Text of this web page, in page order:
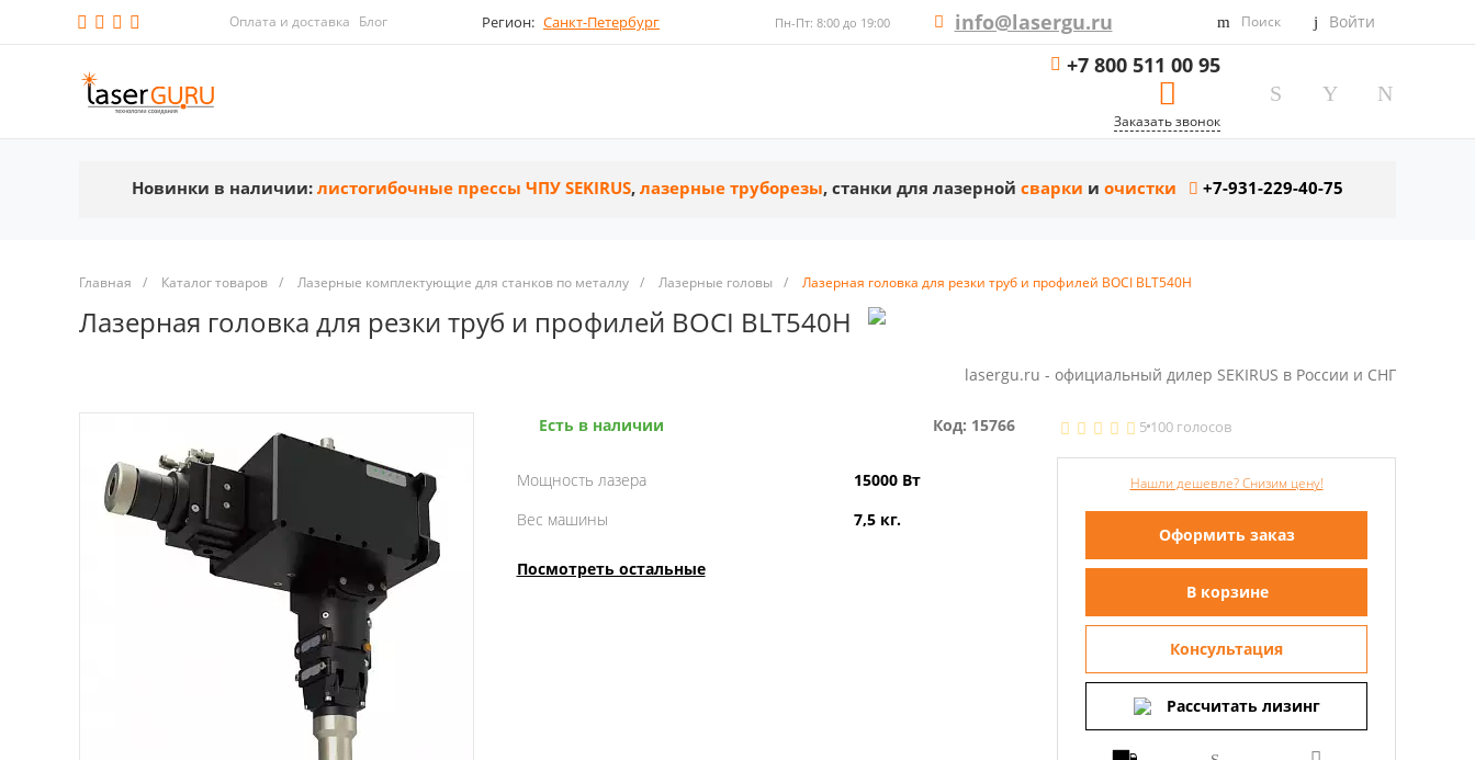
Оплата и доставка Блог Регион: Санкт-Петербург Пн-Пт: 8:00 до 19:00 info@lasergu.ru Поиск Войти
+7 800 511 00 95
Заказать звонок
Новинки в наличии: листогибочные прессы ЧПУ SEKIRUS, лазерные труборезы, станки для лазерной сварки и очистки +7-931-229-40-75
Главная / Каталог товаров / Лазерные комплектующие для станков по металлу / Лазерные головы / Лазерная головка для резки труб и профилей BOCI BLT540H
Лазерная головка для резки труб и профилей BOCI BLT540H
lasergu.ru - официальный дилер SEKIRUS в России и СНГ
Есть в наличии Код: 15766
Мощность лазера
15000 Вт
Вес машины
7,5 кг.
Посмотреть остальные
5 100 голосов
Нашли дешевле? Снизим цену!
Оформить заказ
В корзине
Консультация
Рассчитать лизинг